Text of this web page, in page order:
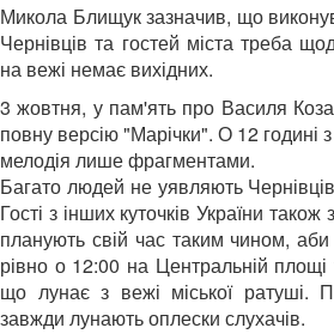
Микола Блищук зазначив, що
Чернівців та гостей міста треба
на вежі немає вихідних.
3 жовтня, у пам'ять про Василя
повну версію "Марічки". О 12 годині
мелодія лише фрагментами.
Багато людей не уявляють
Гості з інших куточків України
планують свій час таким чином,
рівно о 12:00 на Центральній
що лунає з вежі міської ратуші.
завжди лунають оплески слухачів.